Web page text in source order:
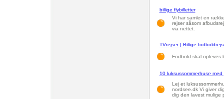
billige flybilletter
Vi har samlet en
rejser såsom
via nettet.
TVrejser | Billige
Fodbold skal opleves
10 luksussommerhuse
Lej et
nordsee.dk Vi giver
dig den lavest mulige